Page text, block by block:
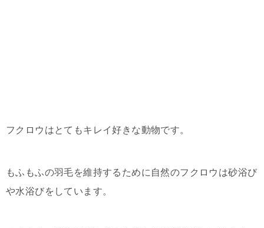
フクロウはとてもキレイ好きな動物です。
もふもふの羽毛を維持するために自然のフクロウは砂浴び
や水浴びをしています。